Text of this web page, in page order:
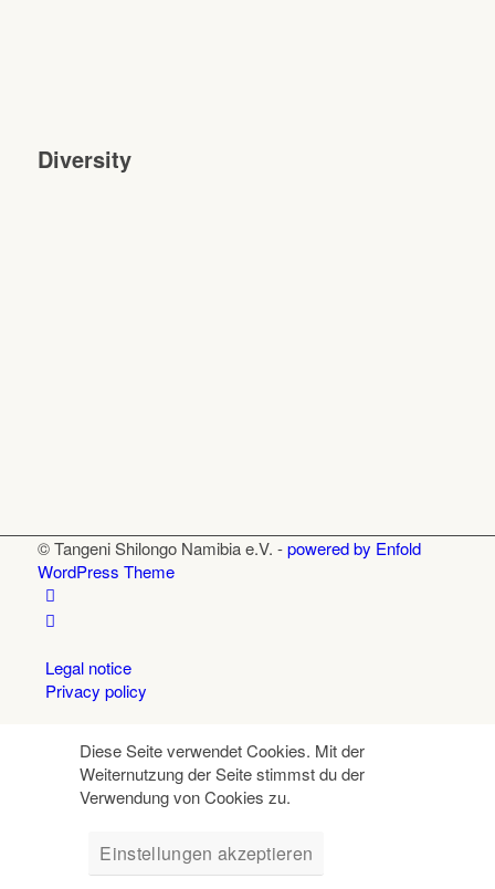
Diversity
© Tangeni Shilongo Namibia e.V. -powered by Enfold
WordPress Theme
Legal notice
Privacy policy
Diese Seite verwendet Cookies. Mit der
Weiternutzung der Seite stimmst du der
Verwendung von Cookies zu.
Einstellungen akzeptieren